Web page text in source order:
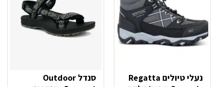
נעלי טיולים Regatta
סנדל Outdoor